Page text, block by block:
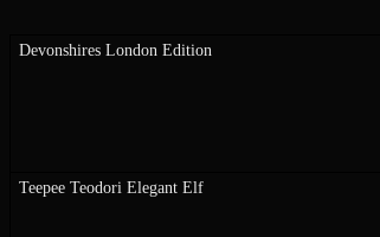
Devonshires London Edition
Teepee Teodori Elegant Elf